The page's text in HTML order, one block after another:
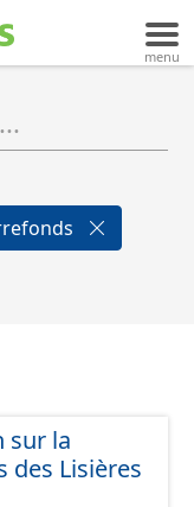
sur la
des Lisières